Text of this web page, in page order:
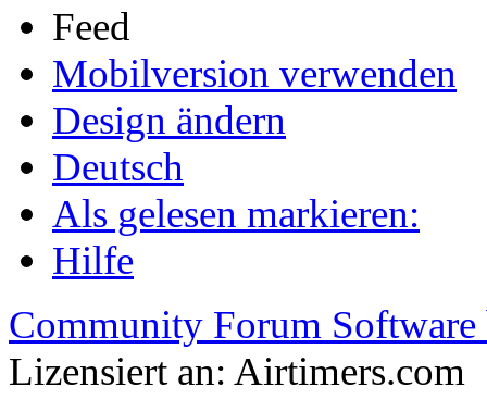
Mobilversion verwenden
Design ändern
Deutsch
Als gelesen markieren:
Hilfe
Community Forum Software
Lizensiert an: Airtimers.com